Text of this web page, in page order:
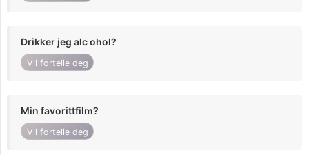
Drikker jeg alc ohol?
Vil fortelle deg
Min favorittfilm?
Vil fortelle deg